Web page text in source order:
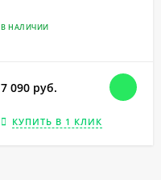
В НАЛИЧИИ
7 090 руб.
КУПИТЬ В 1 КЛИК